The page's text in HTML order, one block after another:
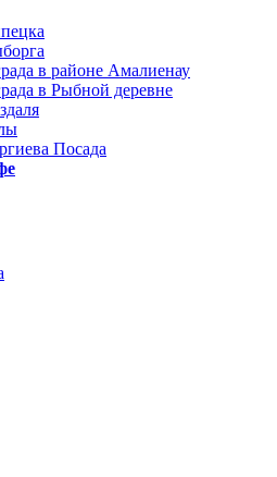
в районе Амалиенау
в Рыбной деревне
Посада